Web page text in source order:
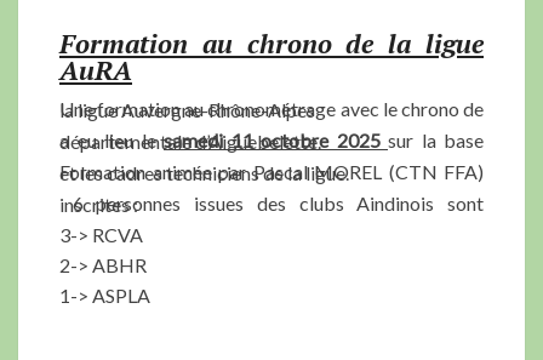
Formation au chrono de la ligue
AuRA
Une formation au chronométrage avec le chrono de la ligue Auvergne-Rhône-Alpes
a eu lieu lesamedi 11 octobre 2025
sur la base départementale d’Aiguebelette.
Formation animée par Pascal MOREL (CTN FFA) et les cadres techniciens de la ligue.
6 personnes issues des clubs Aindinois sont inscrites :
3-> RCVA
2-> ABHR
1-> ASPLA